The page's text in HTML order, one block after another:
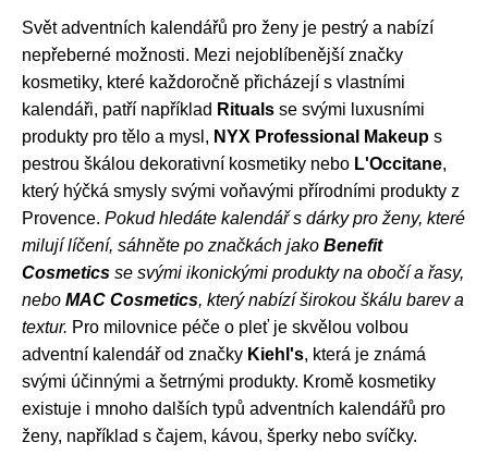
Svět adventních kalendářů pro ženy je pestrý a nabízí
nepřeberné možnosti. Mezi nejoblíbenější značky
kosmetiky, které každoročně přicházejí s vlastními
kalendáři, patří například Rituals se svými luxusními
produkty pro tělo a mysl, NYX Professional Makeup s
pestrou škálou dekorativní kosmetiky nebo L'Occitane,
který hýčká smysly svými voňavými přírodními produkty z
Provence. Pokud hledáte kalendář s dárky pro ženy, které
milují líčení, sáhněte po značkách jako Benefit
Cosmetics se svými ikonickými produkty na obočí a řasy,
nebo MAC Cosmetics, který nabízí širokou škálu barev a
textur. Pro milovnice péče o pleť je skvělou volbou
adventní kalendář od značky Kiehl's, která je známá
svými účinnými a šetrnými produkty. Kromě kosmetiky
existuje i mnoho dalších typů adventních kalendářů pro
ženy, například s čajem, kávou, šperky nebo svíčky.